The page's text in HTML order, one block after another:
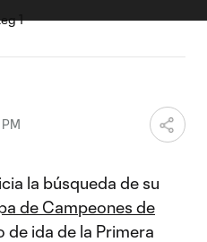
la búsqueda de su
de Campeones de
ida de la Primera